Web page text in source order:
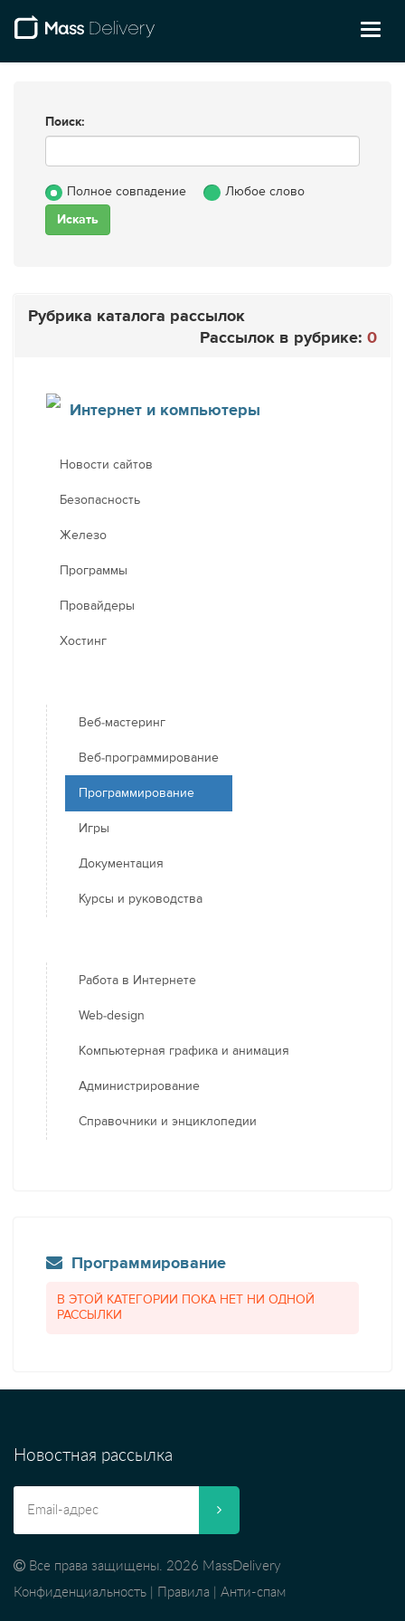
Поиск:
Полное совпадение Любое слово
Рубрика каталога рассылок
Рассылок в рубрике: 0
Интернет и компьютеры
Новости сайтов
Безопасность
Железо
Программы
Провайдеры
Хостинг
Веб-мастеринг
Веб-программирование
Программирование
Игры
Документация
Курсы и руководства
Работа в Интернете
Web-design
Компьютерная графика и анимация
Администрирование
Справочники и энциклопедии
Программирование
В ЭТОЙ КАТЕГОРИИ ПОКА НЕТ НИ ОДНОЙ
РАССЫЛКИ
Новостная рассылка
Все права защищены. 2026 MassDelivery
Конфиденциальность
Правила Анти-спам